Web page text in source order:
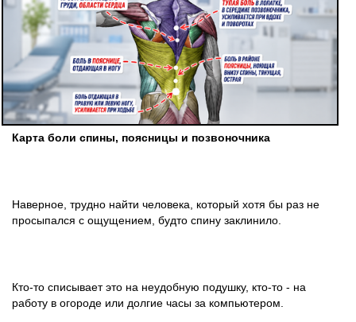
Карта боли спины, поясницы и позвоночника
Наверное, трудно найти человека, который хотя бы раз не
просыпался с ощущением, будто спину заклинило.
Кто-то списывает это на неудобную подушку, кто-то - на
работу в огороде или долгие часы за компьютером.